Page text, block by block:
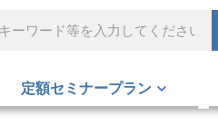
定額セミナープラン